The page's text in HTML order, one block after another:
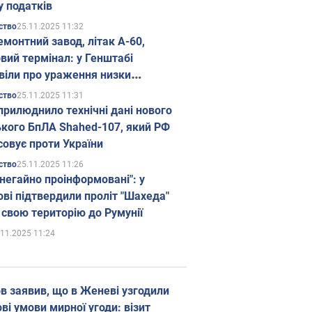
податків
25.11.2025 11:32
завод, літак А-60,
термінал: у Генштабі
про ураження низки
об'єктів Росії
25.11.2025 11:31
технічні дані нового
БпЛА Shahed-107, який РФ
проти України
25.11.2025 11:26
проінформовані": у
підтвердили проліт "Шахеда"
територію до Румунії
11:24
заявив, що в Женеві узгодили
умови мирної угоди: візит